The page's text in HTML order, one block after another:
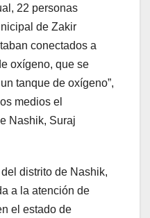
22 personas
de Zakir
conectados a
oxígeno, que se
tanque de oxígeno”,
medios el
Nashik, Suraj
del distrito de Nashik,
a la atención de
el estado de